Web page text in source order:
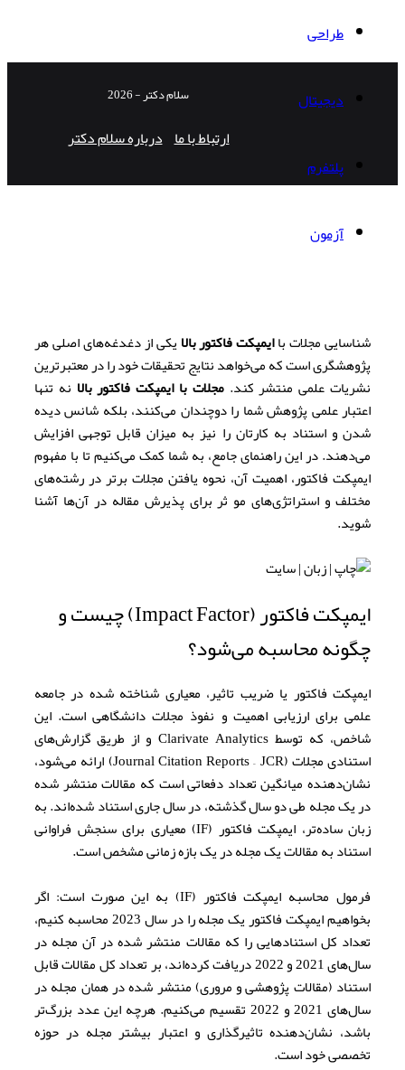
طراحی
دیجیتال
پلتفرم
آزمون
شناسایی مجلات باایمپکت فاکتور بالایکی از دغدغه‌های اصلی هر
پژوهشگری است که می‌خواهد نتایج تحقیقات خود را در معتبرترین
نشریات علمی منتشر کند.مجلات با ایمپکت فاکتور بالا نه تنها
اعتبار علمی پژوهش شما را دوچندان می‌کنند، بلکه شانس دیده
شدن و استناد به کارتان را نیز به میزان قابل توجهی افزایش
می‌دهند. در این راهنمای جامع، به شما کمک می‌کنیم تا با مفهوم
ایمپکت فاکتور، اهمیت آن، نحوه یافتن مجلات برتر در رشته‌های
مختلف و استراتژی‌های مو ثر برای پذیرش مقاله در آن‌ها آشنا
شوید.
ایمپکت فاکتور (Impact Factor) چیست و
چگونه محاسبه می‌شود؟
ایمپکت فاکتور یا ضریب تاثیر، معیاری شناخته شده در جامعه
علمی برای ارزیابی اهمیت و نفوذ مجلات دانشگاهی است. این
شاخص، که توسط Clarivate Analytics و از طریق گزارش‌های
استنادی مجلات (Journal Citation Reports – JCR) ارائه می‌شود،
نشان‌دهنده میانگین تعداد دفعاتی است که مقالات منتشر شده
در یک مجله طی دو سال گذشته، در سال جاری استناد شده‌اند. به
زبان ساده‌تر، ایمپکت فاکتور (IF) معیاری برای سنجش فراوانی
استناد به مقالات یک مجله در یک بازه زمانی مشخص است.
فرمول محاسبه ایمپکت فاکتور (IF) به این صورت است: اگر
بخواهیم ایمپکت فاکتور یک مجله را در سال 2023 محاسبه کنیم،
تعداد کل استنادهایی را که مقالات منتشر شده در آن مجله در
سال‌های 2021 و 2022 دریافت کرده‌اند، بر تعداد کل مقالات قابل
استناد (مقالات پژوهشی و مروری) منتشر شده در همان مجله در
سال‌های 2021 و 2022 تقسیم می‌کنیم. هرچه این عدد بزرگ‌تر
باشد، نشان‌دهنده تاثیرگذاری و اعتبار بیشتر مجله در حوزه
تخصصی خود است.
سلام دکتر - 2026
ارتباط با ما درباره سلام دکتر